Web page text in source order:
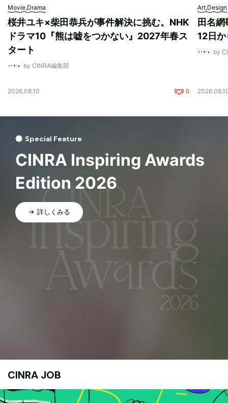
Movie,Drama
桜井ユキ×柴田恭兵が事件解決に挑む。NHK
ドラマ10『熊は嘘をつかない』2027年春ス
タート
by CINRA編集部
2026.08.10 0
Art,Design
田名網
12日
by
Special Feature
CINRA Inspiring Awards
Edition 2026
詳しくみる
CINRA JOB